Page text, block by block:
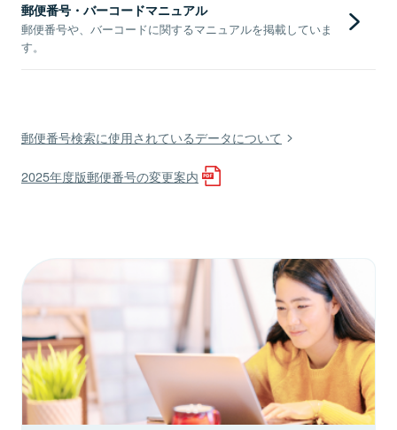
郵便番号・バーコードマニュアル
郵便番号や、バーコードに関するマニュアルを掲載していま
す。
郵便番号検索に使用されているデータについて
2025年度版郵便番号の変更案内